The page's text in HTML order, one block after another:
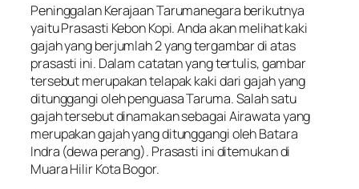
Peninggalan Kerajaan Tarumanegara berikutnya
yaitu Prasasti Kebon Kopi. Anda akan melihat kaki
gajah yang berjumlah 2 yang tergambar di atas
prasasti ini. Dalam catatan yang tertulis, gambar
tersebut merupakan telapak kaki dari gajah yang
ditunggangi oleh penguasa Taruma. Salah satu
gajah tersebut dinamakan sebagai Airawata yang
merupakan gajah yang ditunggangi oleh Batara
Indra (dewa perang). Prasasti ini ditemukan di
Muara Hilir Kota Bogor.